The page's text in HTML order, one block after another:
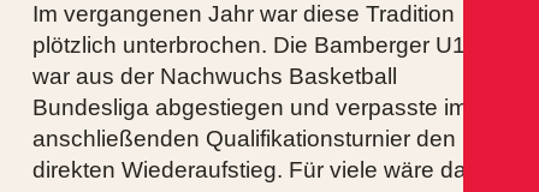
Im vergangenen Jahr war diese Tradition
plötzlich unterbrochen. Die Bamberger U19
war aus der Nachwuchs Basketball
Bundesliga abgestiegen und verpasste im
anschließenden Qualifikationsturnier den
direkten Wiederaufstieg. Für viele wäre das